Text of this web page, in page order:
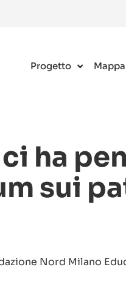
Progetto Mappa
ha
sui
Nord Milano